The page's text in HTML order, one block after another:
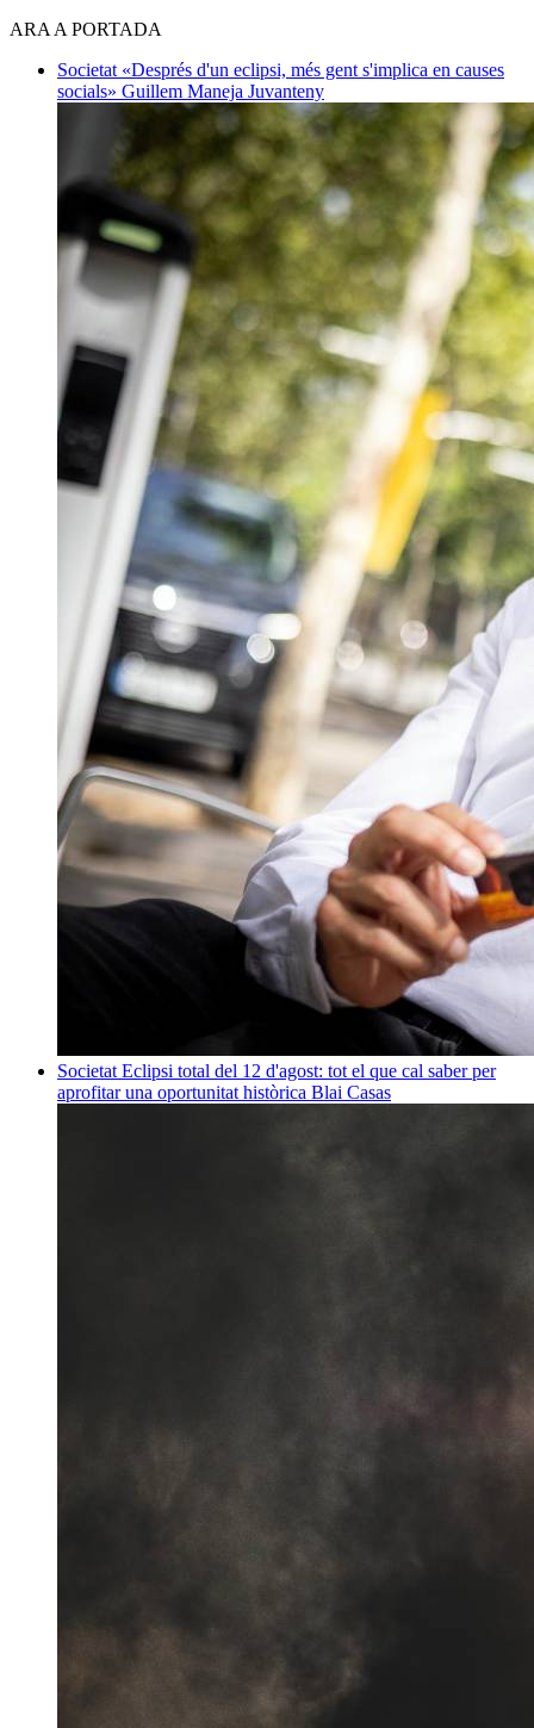
ARA A PORTADA
Societat «Després d'un eclipsi, més gent s'implica en causes
socials» Guillem Maneja Juvanteny
Societat Eclipsi total del 12 d'agost: tot el que cal saber per
aprofitar una oportunitat històrica Blai Casas